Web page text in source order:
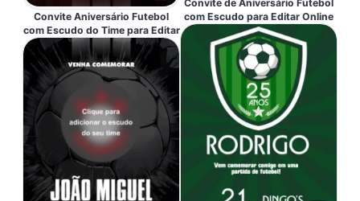
Convite Aniversário Futebol
com Escudo do Time para Editar
Convite de Aniversário Futebol
com Escudo para Editar Online